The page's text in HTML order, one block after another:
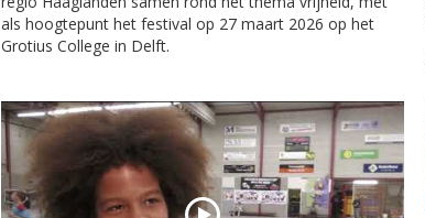
als hoogtepunt het festival op 27 maart 2026 op het
Grotius College in Delft.